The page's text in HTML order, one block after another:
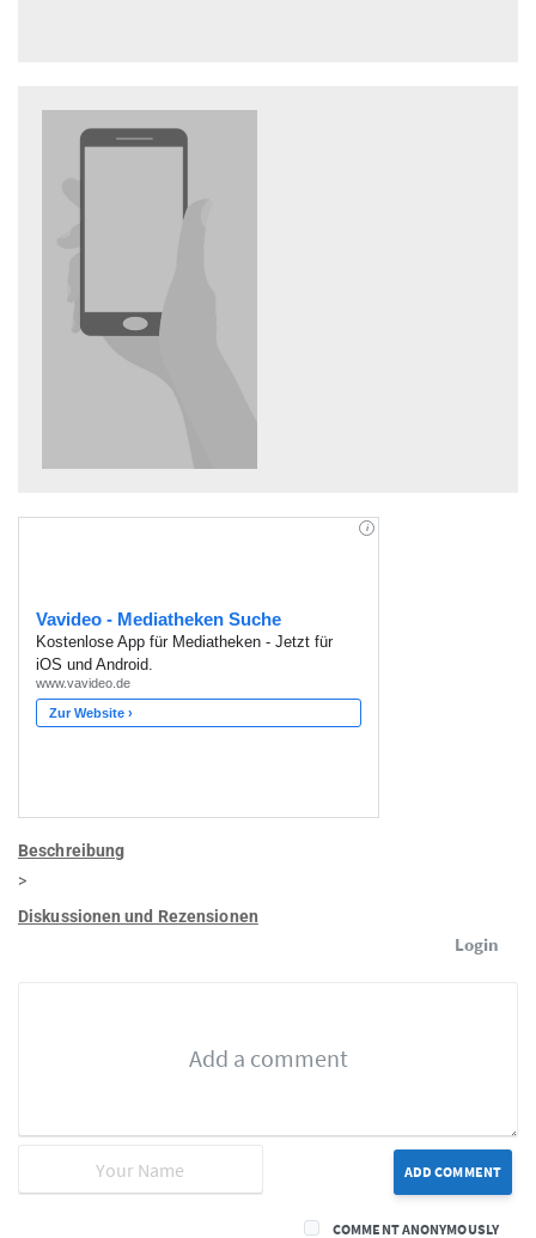
Beschreibung
>
Diskussionen und Rezensionen
Login
ADD COMMENT
COMMENT ANONYMOUSLY